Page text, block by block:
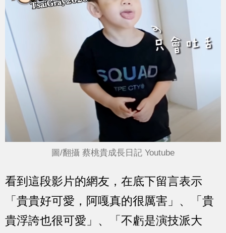
圖/翻攝 蔡桃貴成長日記 Youtube
看到這段影片的網友，在底下留言表示
「貴貴好可愛，阿嘎真的很厲害」、「貴
貴浮誇也很可愛」、「不虧是演技派大